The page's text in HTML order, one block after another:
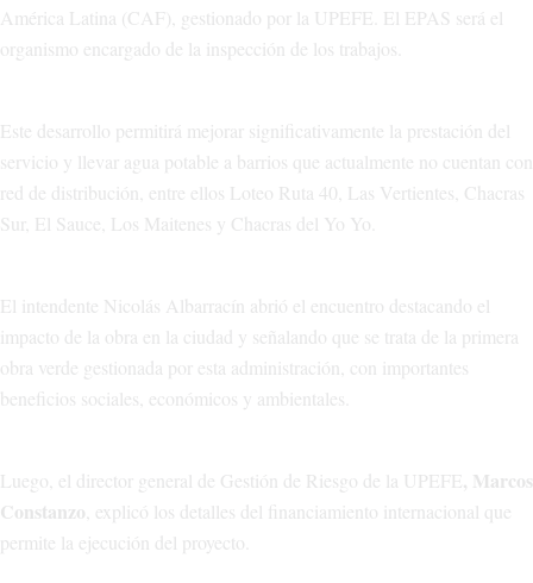
América Latina (CAF), gestionado por la UPEFE. El EPAS será el
organismo encargado de la inspección de los trabajos.
Este desarrollo permitirá mejorar significativamente la prestación del
servicio y llevar agua potable a barrios que actualmente no cuentan con
red de distribución, entre ellos Loteo Ruta 40, Las Vertientes, Chacras
Sur, El Sauce, Los Maitenes y Chacras del Yo Yo.
El intendente Nicolás Albarracín abrió el encuentro destacando el
impacto de la obra en la ciudad y señalando que se trata de la primera
obra verde gestionada por esta administración, con importantes
beneficios sociales, económicos y ambientales.
Luego, el director general de Gestión de Riesgo de la UPEFE , Marcos
Constanzo , explicó los detalles del financiamiento internacional que
permite la ejecución del proyecto.